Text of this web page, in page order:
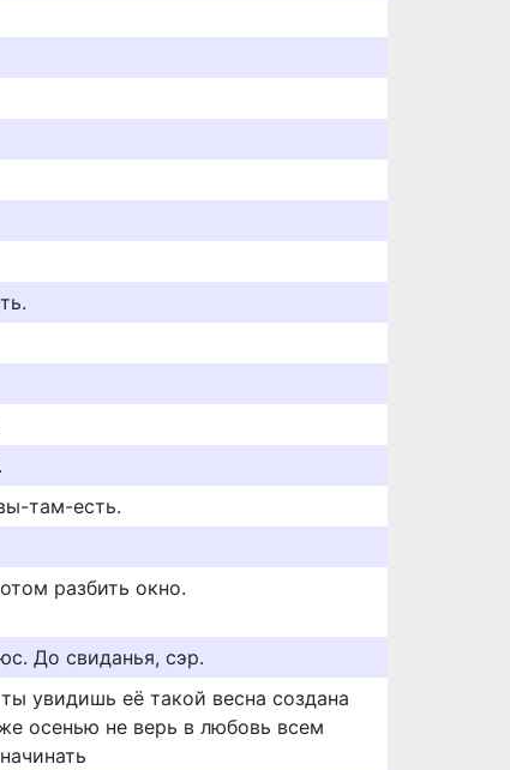
там-есть.
разбить окно.
До свиданья, сэр.
увидишь её такой весна создана
осенью не верь в любовь всем